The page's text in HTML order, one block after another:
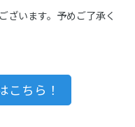
ざいます。予めご了承く
こちら！